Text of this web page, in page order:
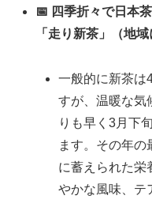
📅 四季折々で日本
「走り新茶」（地
一般的に新茶は
すが、温暖な気
りも早く3月下
ます。その年の
に蓄えられた栄
やかな風味、テ